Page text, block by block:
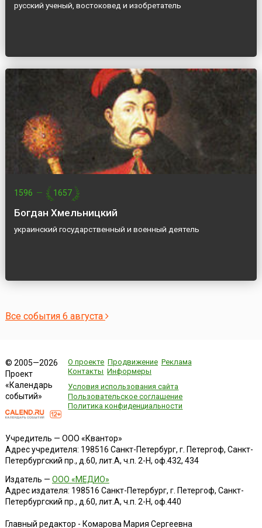
русский ученый, востоковед и изобретатель
1596 — 1657
Богдан Хмельницкий
украинский государственный и военный деятель
Все события 6 августа
© 2005—2026
Проект
«Календарь
событий»
О проекте Продвижение Реклама
Контакты Информеры
Условия использования сайта
Пользовательское соглашение
Политика конфиденциальности
Учредитель — ООО «Квантор»
Адрес учредителя: 198516 Санкт-Петербург, г. Петергоф, Санкт-
Петербургский пр., д.60, лит.А, ч.п. 2-Н, оф.432, 434
Издатель — ООО «МЕДИО»
Адрес издателя: 198516 Санкт-Петербург, г. Петергоф, Санкт-
Петербургский пр., д.60, лит.А, ч.п. 2-Н, оф.440
Главный редактор - Комарова Мария Сергеевна